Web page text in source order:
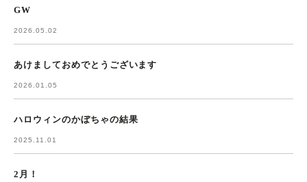
GW
2026.05.02
あけましておめでとうございます
2026.01.05
ハロウィンのかぼちゃの結果
2025.11.01
2月！